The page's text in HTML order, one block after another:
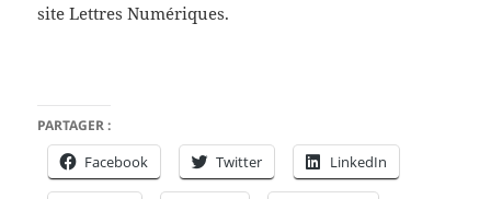
site Lettres Numériques.
PARTAGER :
Facebook Twitter LinkedIn